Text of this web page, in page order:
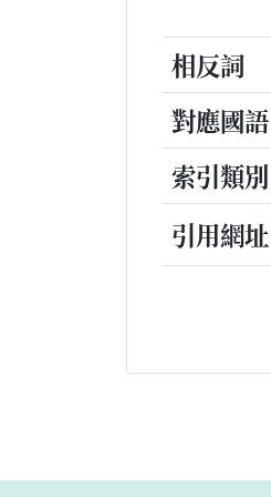
相反詞
對應國語
索引類別
引用網址